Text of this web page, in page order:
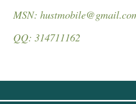
MSN:
QQ: 314711162